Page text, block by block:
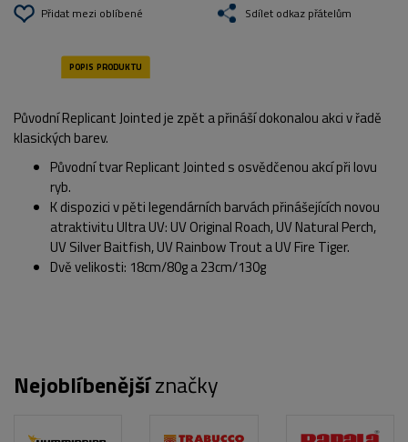
Přidat mezi oblíbené Sdílet odkaz přátelům
POPIS PRODUKTU
Původní Replicant Jointed je zpět a přináší dokonalou akci v řadě
klasických barev.
Původní tvar Replicant Jointed s osvědčenou akcí při lovu
ryb.
K dispozici v pěti legendárních barvách přinášejících novou
atraktivitu Ultra UV: UV Original Roach, UV Natural Perch,
UV Silver Baitfish, UV Rainbow Trout a UV Fire Tiger.
Dvě velikosti: 18cm/80g a 23cm/130g
Nejoblíbenějšíznačky